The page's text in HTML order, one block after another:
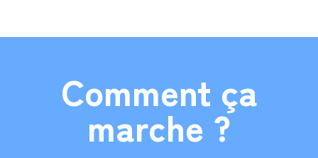
Comment ça
marche ?